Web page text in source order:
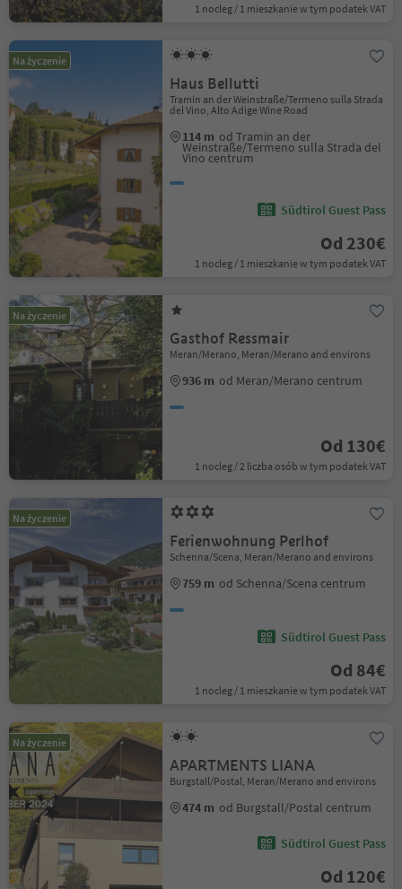
1 nocleg / 1 mieszkanie w tym podatek VAT
Na życzenie
Haus Bellutti
Tramin an der Weinstraße/Termeno sulla Strada
del Vino, Alto Adige Wine Road
114 m od Tramin an der
Weinstraße/Termeno sulla Strada del
Vino centrum
Südtirol Guest Pass
Od 230€
1 nocleg / 1 mieszkanie w tym podatek VAT
Na życzenie
Gasthof Ressmair
Meran/Merano, Meran/Merano and environs
936 m od Meran/Merano centrum
Od 130€
1 nocleg / 2 liczba osób w tym podatek VAT
Na życzenie
Ferienwohnung Perlhof
Schenna/Scena, Meran/Merano and environs
759 m od Schenna/Scena centrum
Südtirol Guest Pass
Od 84€
1 nocleg / 1 mieszkanie w tym podatek VAT
Na życzenie
APARTMENTS LIANA
Burgstall/Postal, Meran/Merano and environs
474 m od Burgstall/Postal centrum
Südtirol Guest Pass
Od 120€